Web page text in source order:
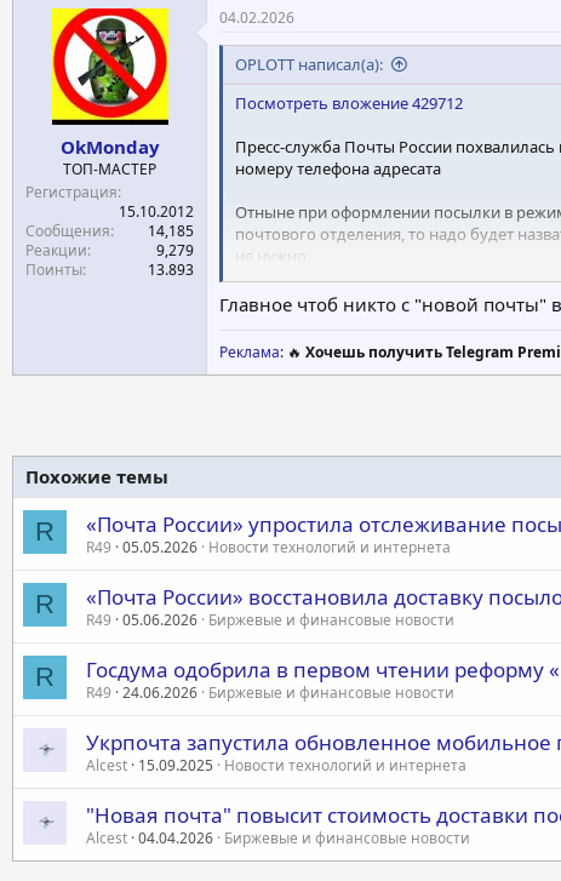
OkMonday
ТОП-МАСТЕР
Регистрация
15.10.2012
Сообщения
14,185
Реакции
9,279
Поинты
13.893
04.02.2026
OPLOTT написал(а):
Посмотреть вложение 429712
Пресс-служба Почты России
номеру телефона адресата
Отныне при оформлении посылки в
почтового отделения, то надо будет
не нужно.
А для того, чтобы получатель смог
подписавшись простой электронной
есть простая электронная подпись,
Ну и после отправки трек-номер для
источник
уникальность
Главное чтоб никто с "новой почты"
Реклама: 🔥 Хочешь получить Telegram
Похожие темы
R «Почта России» упростила отслеживание
R49 05.05.2026 Новости технологий и интернета
R «Почта России» восстановила доставку
R49 05.06.2026 Биржевые и финансовые новости
R Госдума одобрила в первом чтении реформу
R49 24.06.2026 Биржевые и финансовые новости
Укрпочта запустила обновленное
Alcest 15.09.2025 Новости технологий и интернета
"Новая почта" повысит стоимость доставки
Alcest 04.04.2026 Биржевые и финансовые новости